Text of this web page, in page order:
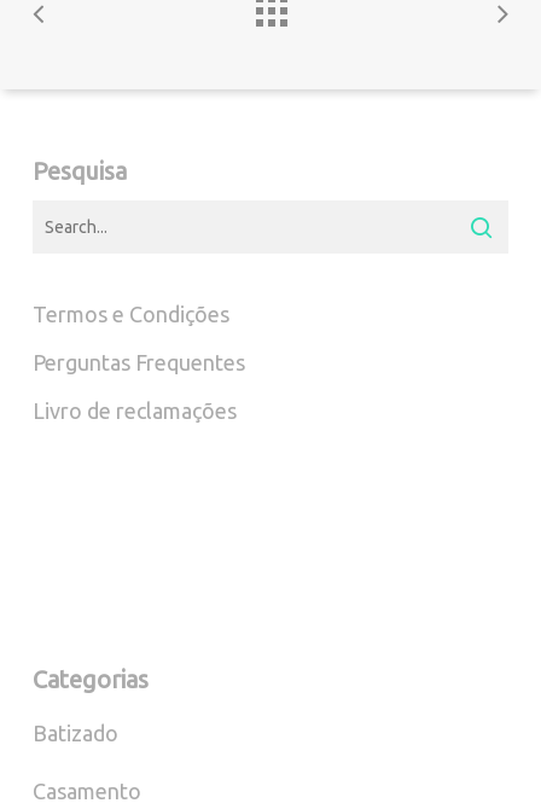
Pesquisa
Termos e Condições
Perguntas Frequentes
Livro de reclamações
Categorias
Batizado
Casamento